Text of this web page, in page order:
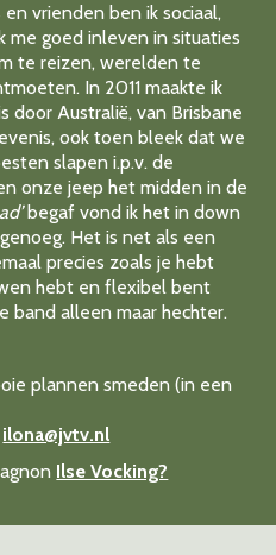
en vrienden ben ik sociaal,
me goed inleven in situaties
te reizen, werelden te
In 2011 maakte ik
door Australië, van Brisbane
ook toen bleek dat we
slapen i.p.v. de
onze jeep het midden in de
begaf vond ik het in down
Het is net als een
precies zoals je hebt
hebt en flexibel bent
band alleen maar hechter.
plannen smeden (in een
ilona@jvtv.nl
Ilse Vocking?